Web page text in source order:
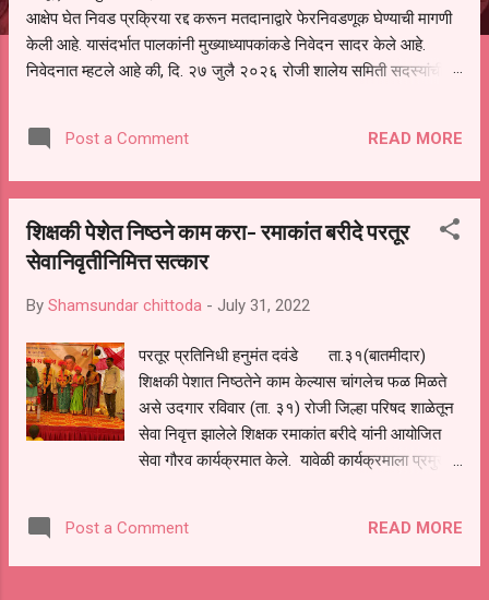
आक्षेप घेत निवड प्रक्रिया रद्द करून मतदानाद्वारे फेरनिवडणूक घेण्याची मागणी
केली आहे. यासंदर्भात पालकांनी मुख्याध्यापकांकडे निवेदन सादर केले आहे.
निवेदनात म्हटले आहे की, दि. २७ जुलै २०२६ रोजी शालेय समिती सदस्यांची
अनेक पालकांना देण्यात आली नसल्याने मोठ्या संख्येने पालक बैठकीस उपस्थित
राहू शकले नाहीत. तसेच सर्व पालकांना विश्वासात न घेता निवड प्रक्रिया पूर्ण
करून ती रद्द करण्यात यावी आणि सर्व पालकांच्या उपस्थितीत मतदान पद्धतीने
शालेय समितीची फेरनिवडणूक घेण्यात यावी, अशी मागणी पालकांनी केली आहे. या
निवेदनाच्या प्रती जिल्हा शिक्षण अधिकारी (प्राथमिक), जालना तसेच तालुका
शिक्षण अधिकारी, परतूर यांनाही पाठविण्यात आल्या असून प्रशासन याबाबत काय
निर्णय घेते, याकडे पालकांचे लक्ष लागले आहे. या न...
Post a Comment READ MORE
शिक्षकी पेशेत निष्ठने काम करा- रमाकांत बरीदे परतूर
सेवानिवृतीनिमित्त सत्कार
By Shamsundar chittoda - July 31, 2022
परतूर प्रतिनिधी हनुमंत दवंडे ता.३१(बातमीदार)
शिक्षकी पेशात निष्ठतेने काम केल्यास चांगलेच फळ मिळते
असे उदगार रविवार (ता. ३१) रोजी जिल्हा परिषद शाळेतून
सेवा निवृत्त झालेले शिक्षक रमाकांत बरीदे यांनी आयोजित
सेवा गौरव कार्यक्रमात केले. यावेळी कार्यक्रमाला प्रमुख
मी माझ्या 30 वर्षाच्या नोकरीत खडू व फळा यात कधीच
अंतर पडू दिले नाही. नवीन भरती झालेल्या शिक्षकांनी पण ही
Post a Comment READ MORE